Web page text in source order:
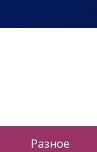
Разное